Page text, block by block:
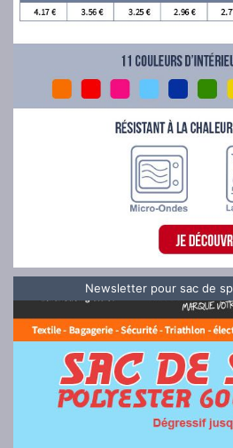
Newsletter pour sac de